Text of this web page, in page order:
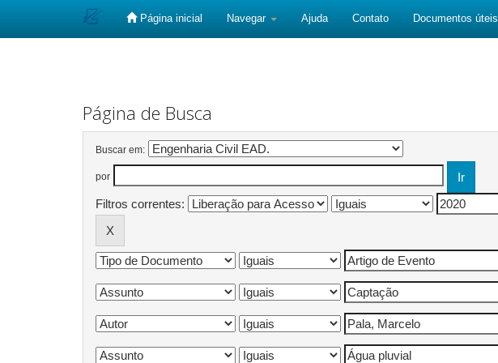
Página inicial Navegar Ajuda Contato Documentos úteis
Página de Busca
Buscar em:
por
Filtros correntes: